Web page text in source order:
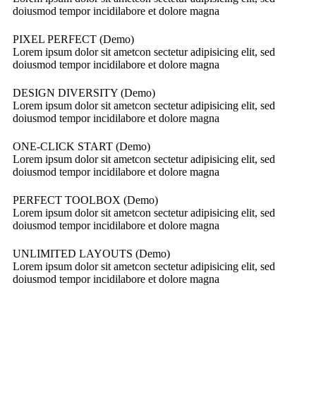
doiusmod tempor incidilabore et dolore magna
PIXEL PERFECT (Demo)
Lorem ipsum dolor sit ametcon sectetur adipisicing elit, sed
doiusmod tempor incidilabore et dolore magna
DESIGN DIVERSITY (Demo)
Lorem ipsum dolor sit ametcon sectetur adipisicing elit, sed
doiusmod tempor incidilabore et dolore magna
ONE-CLICK START (Demo)
Lorem ipsum dolor sit ametcon sectetur adipisicing elit, sed
doiusmod tempor incidilabore et dolore magna
PERFECT TOOLBOX (Demo)
Lorem ipsum dolor sit ametcon sectetur adipisicing elit, sed
doiusmod tempor incidilabore et dolore magna
UNLIMITED LAYOUTS (Demo)
Lorem ipsum dolor sit ametcon sectetur adipisicing elit, sed
doiusmod tempor incidilabore et dolore magna